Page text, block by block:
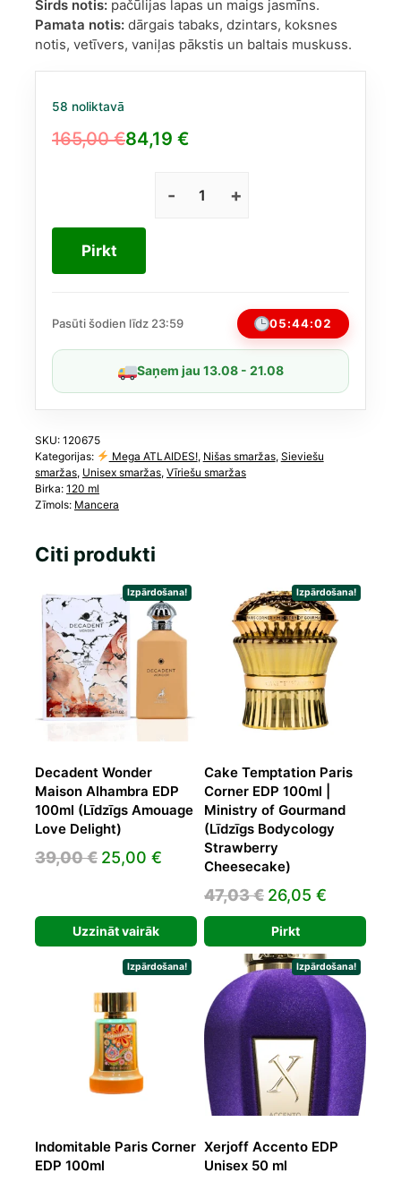
Sirds notis: pačūlijas lapas un maigs jasmīns.
Pamata notis: dārgais tabaks, dzintars, koksnes
notis, vetīvers, vaniļas pākstis un baltais muskuss.
58 noliktavā
165,00€
Original
165,00 €.
84,19 €
Current
84,19 €.
Mancera
daudzums
Pirkt
Pasūti šodien līdz 23:59 05:44:02
Saņem jau 13.08 - 21.08
SKU: 120675
Kategorijas:
Mega ATLAIDES!, Nišas smaržas, Sieviešu
smaržas, Unisex smaržas, Vīriešu smaržas
Birka: 120 ml
Zīmols: Mancera
Citi produkti
Izpārdošana!
Decadent Wonder
Maison Alhambra EDP
100ml (Līdzīgs Amouage
Love Delight)
39,00€ Original
39,00 €.
25,00 € Current
Uzzināt vairāk
Izpārdošana!
Cake Temptation Paris
Corner EDP 100ml |
Ministry of Gourmand
(Līdzīgs Bodycology
Strawberry
Cheesecake)
47,03€ Original
price
was:
47,03 €.
26,05 €
price
is:
26,05 €.
Pirkt
Izpārdošana!
Indomitable Paris Corner
EDP 100ml
Izpārdošana!
Xerjoff Accento EDP
Unisex 50 ml